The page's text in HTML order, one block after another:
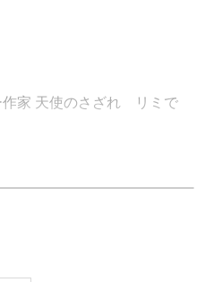
作家 天使のさざれ リミで
ヤーで包んだリングとペン